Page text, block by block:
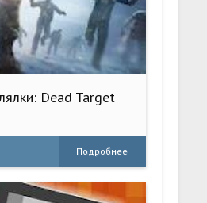
Dead Target
Подробнее